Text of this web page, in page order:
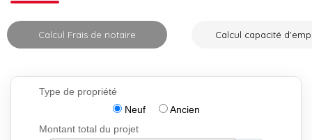
Calcul Frais de notaire Calcul capacité